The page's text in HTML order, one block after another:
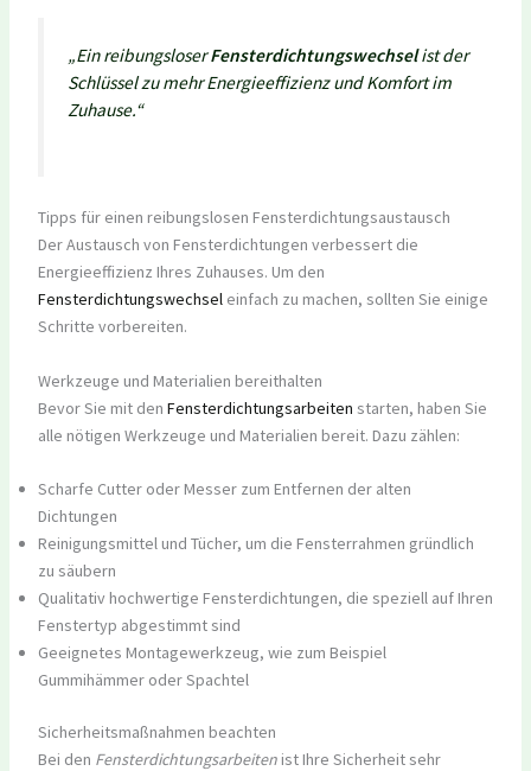
„Ein reibungsloserFensterdichtungswechselist der
Schlüssel zu mehr Energieeffizienz und Komfort im
Zuhause.“
Tipps für einen reibungslosen Fensterdichtungsaustausch
Der Austausch von Fensterdichtungen verbessert die
Energieeffizienz Ihres Zuhauses. Um den
Fensterdichtungswechseleinfach zu machen, sollten Sie einige
Schritte vorbereiten.
Werkzeuge und Materialien bereithalten
Bevor Sie mit den Fensterdichtungsarbeiten starten, haben Sie
alle nötigen Werkzeuge und Materialien bereit. Dazu zählen:
Scharfe Cutter oder Messer zum Entfernen der alten
Dichtungen
Reinigungsmittel und Tücher, um die Fensterrahmen gründlich
zu säubern
Qualitativ hochwertige Fensterdichtungen, die speziell auf Ihren
Fenstertyp abgestimmt sind
Geeignetes Montagewerkzeug, wie zum Beispiel
Gummihämmer oder Spachtel
Sicherheitsmaßnahmen beachten
Bei den Fensterdichtungsarbeitenist Ihre Sicherheit sehr